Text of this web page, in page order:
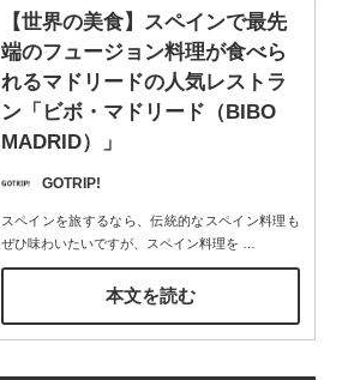
【世界の美食】スペインで最先
端のフュージョン料理が食べら
れるマドリードの人気レストラ
ン「ビボ・マドリード（BIBO
MADRID）」
GOTRIP!
スペインを旅するなら、伝統的なスペイン料理も
ぜひ味わいたいですが、スペイン料理を
本文を読む